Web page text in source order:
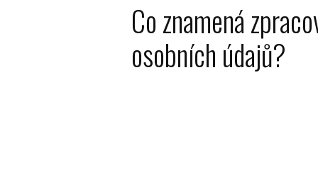
Co znamená
osobních údajů?